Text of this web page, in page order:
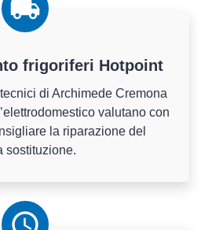
frigoriferi Hotpoint
di Archimede Cremona
valutano con
la riparazione del
sostituzione.